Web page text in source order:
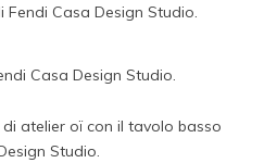
Fendi Casa Design Studio.
Casa Design Studio.
di atelier oï con il tavolo basso
Studio.